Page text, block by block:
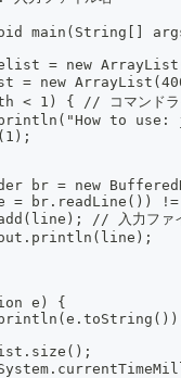
main(String[]
= new
= new
< 1) { // コマンドラ
to use:
br = new
= br.readLine()) !=
// 入力ファイ
e) {